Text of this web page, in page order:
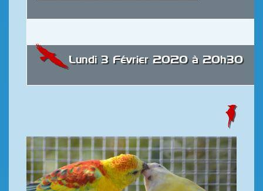
Lundi 3 Février 2020 à 20h30